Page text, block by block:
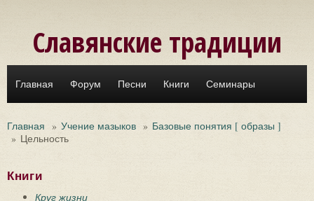
Славянские традиции
Главная Форум Песни Книги Семинары
Главная » Учение мазыков » Базовые понятия [ образы ]
» Цельность
Книги
Круг жизни